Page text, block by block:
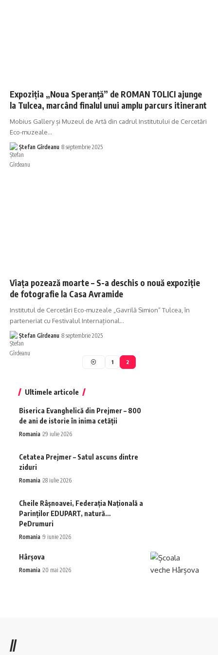
Expoziția „Noua Speranță” de ROMAN TOLICI ajunge
la Tulcea, marcând finalul unui amplu parcurs itinerant
Mobius Gallery și Muzeul de Artă din cadrul Institutului de Cercetări
Eco-muzeale…
Ștefan Gîrdeanu 8 septembrie 2025
Viața pozează moarte – S-a deschis o nouă expoziție
de fotografie la Casa Avramide
Institutul de Cercetări Eco-muzeale „Gavrilă Simion” Tulcea, în
parteneriat cu Festivalul Internațional…
Ștefan Gîrdeanu 8 septembrie 2025
1 2
Ultimele articole
Biserica Evanghelică din Prejmer – 800
de ani de istorie în inima cetății
Romania 29 iulie 2026
Cetatea Prejmer – Satul ascuns dintre
ziduri
Romania 28 iulie 2026
Cheile Râșnoavei, Federația Națională a
Parinților EDUPART, natură…
PeDrumuri
Romania 9 iunie 2026
Hârșova
Romania 20 mai 2026
//